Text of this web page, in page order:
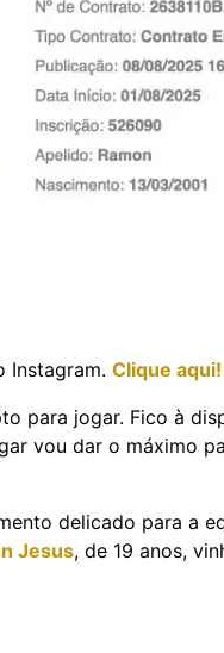
Instagram. Clique aqui!
para jogar. Fico à
vou dar o máximo
delicado para a
Jesus, de 19 anos,